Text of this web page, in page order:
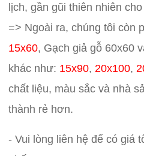
lịch, gần gũi thiên nhiên
=> Ngoài ra, chúng tôi còn
15x60, Gạch giả gỗ 60x60
khác như: 15x90,20x100,
chất liệu, màu sắc và nhà
thành rẻ hơn.
- Vui lòng liên hệ để có giá